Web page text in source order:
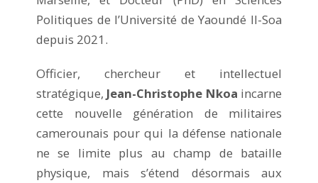
Politiques de l’Université de Yaoundé II-Soa
depuis 2021.
Officier, chercheur et intellectuel
stratégique, Jean-Christophe Nkoa incarne
cette nouvelle génération de militaires
camerounais pour qui la défense nationale
ne se limite plus au champ de bataille
physique, mais s’étend désormais aux